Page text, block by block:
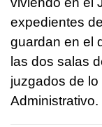
expedientes
guardan en el
las dos salas
juzgados de
Administrativo.